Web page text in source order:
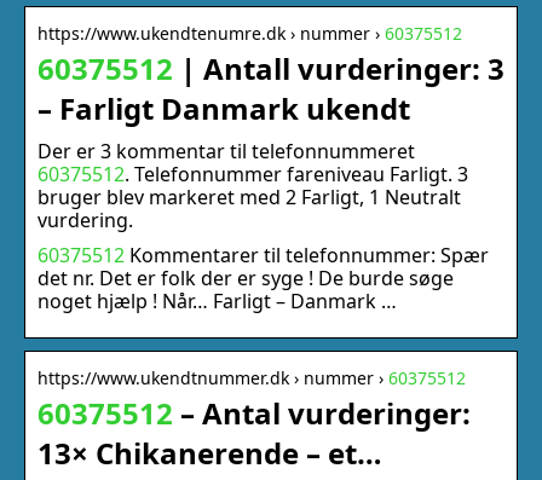
https://www.ukendtenumre.dk › nummer › 60375512
60375512 | Antall vurderinger: 3
– Farligt Danmark ukendt
Der er 3 kommentar til telefonnummeret
60375512. Telefonnummer fareniveau Farligt. 3
bruger blev markeret med 2 Farligt, 1 Neutralt
vurdering.
60375512 Kommentarer til telefonnummer: Spær
det nr. Det er folk der er syge ! De burde søge
noget hjælp ! Når… Farligt – Danmark …
https://www.ukendtnummer.dk › nummer › 60375512
60375512 – Antal vurderinger:
13× Chikanerende – et…